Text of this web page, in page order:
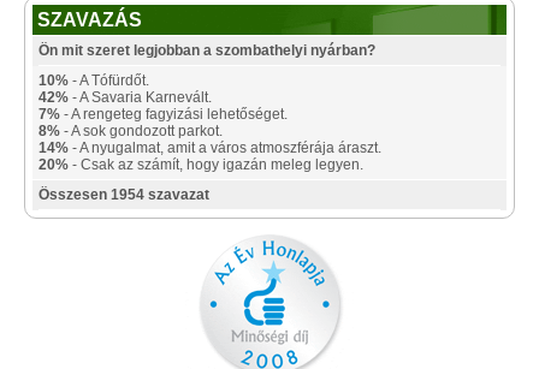
SZAVAZÁS
Ön mit szeret legjobban a szombathelyi nyárban?
10% - A Tófürdőt.
42% - A Savaria Karnevált.
7% - A rengeteg fagyizási lehetőséget.
8% - A sok gondozott parkot.
14% - A nyugalmat, amit a város atmoszférája áraszt.
20% - Csak az számít, hogy igazán meleg legyen.
Összesen 1954 szavazat